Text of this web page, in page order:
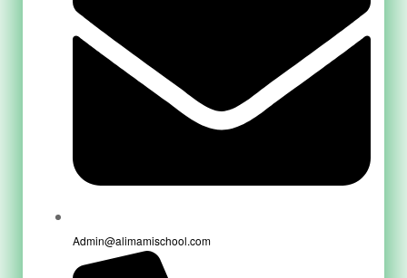
Admin@alimamischool.com